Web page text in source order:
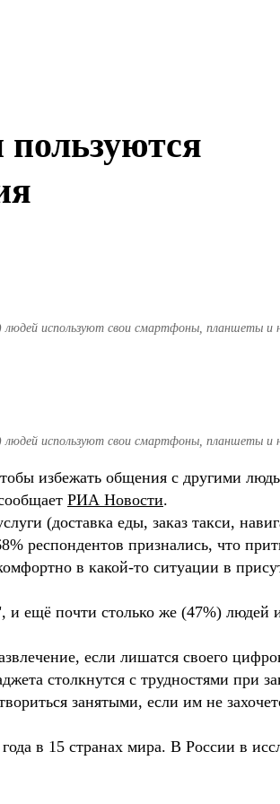
пользуются
используют свои смартфоны, планшеты и
используют свои смартфоны, планшеты и
избежать общения с другими
РИА Новости.
(доставка еды, заказ такси,
респондентов признались, что
в какой-то ситуации в
и ещё почти столько же (47%) людей
если лишатся своего
столкнутся с трудностями при
занятыми, если им не
в 15 странах мира. В России в